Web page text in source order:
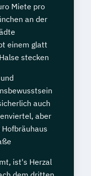
Miete pro
an der
einem glatt
stecken
auch
aber
ist's Herzal